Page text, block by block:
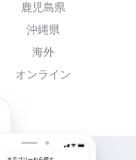
鹿児島県
沖縄県
海外
オンライン